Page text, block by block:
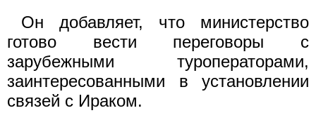
Он добавляет, что министерство
готово вести переговоры с
зарубежными туроператорами,
заинтересованными в установлении
связей с Ираком.